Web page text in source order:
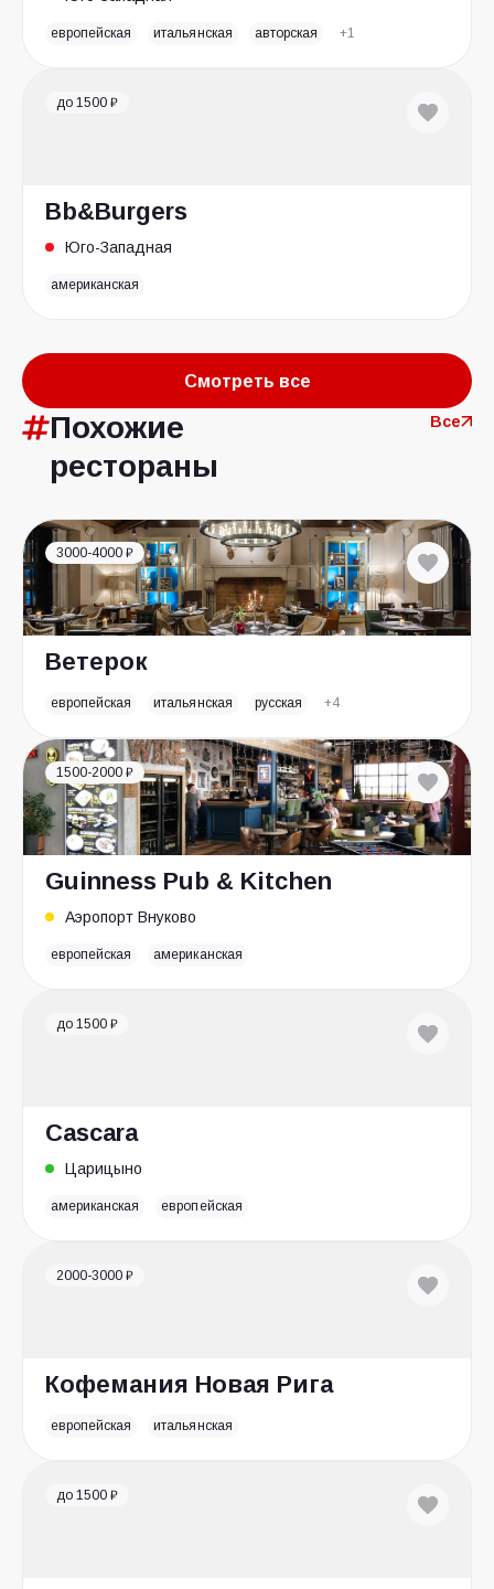
европейская итальянская авторская +1
до 1500 ₽
Bb&Burgers
Юго-Западная
американская
Смотреть все
Похожие
рестораны
Все
3000-4000 ₽
Ветерок
европейская итальянская русская +4
1500-2000 ₽
Guinness Pub & Kitchen
Аэропорт Внуково
европейская американская
до 1500 ₽
Cascara
Царицыно
американская европейская
2000-3000 ₽
Кофемания Новая Рига
европейская итальянская
до 1500 ₽